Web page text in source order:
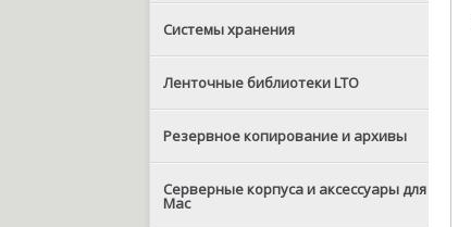
Системы хранения
Ленточные библиотеки LTO
Резервное копирование и архивы
Серверные корпуса и аксессуары для
Mac